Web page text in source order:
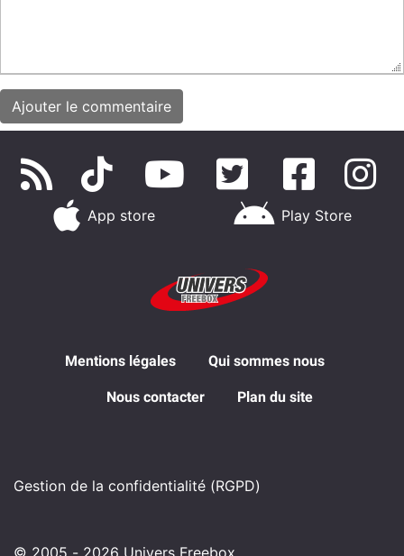
App store Play Store
Mentions légales Qui sommes nous
Nous contacter Plan du site
Gestion de la confidentialité (RGPD)